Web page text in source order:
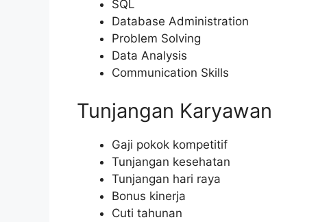
SQL
Database Administration
Problem Solving
Data Analysis
Communication Skills
Tunjangan Karyawan
Gaji pokok kompetitif
Tunjangan kesehatan
Tunjangan hari raya
Bonus kinerja
Cuti tahunan